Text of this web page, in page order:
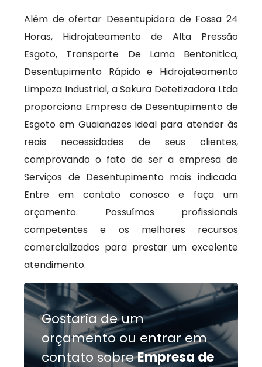
Além de ofertar Desentupidora de Fossa 24
Horas, Hidrojateamento de Alta Pressão
Esgoto, Transporte De Lama Bentonitica,
Desentupimento Rápido e Hidrojateamento
Limpeza Industrial, a Sakura Detetizadora Ltda
proporciona Empresa de Desentupimento de
Esgoto em Guaianazes ideal para atender às
reais necessidades de seus clientes,
comprovando o fato de ser a empresa de
Serviços de Desentupimento mais indicada.
Entre em contato conosco e faça um
orçamento. Possuímos profissionais
competentes e os melhores recursos
comercializados para prestar um excelente
atendimento.
Gostaria de um
orçamento ou entrar em
contato sobreEmpresa de